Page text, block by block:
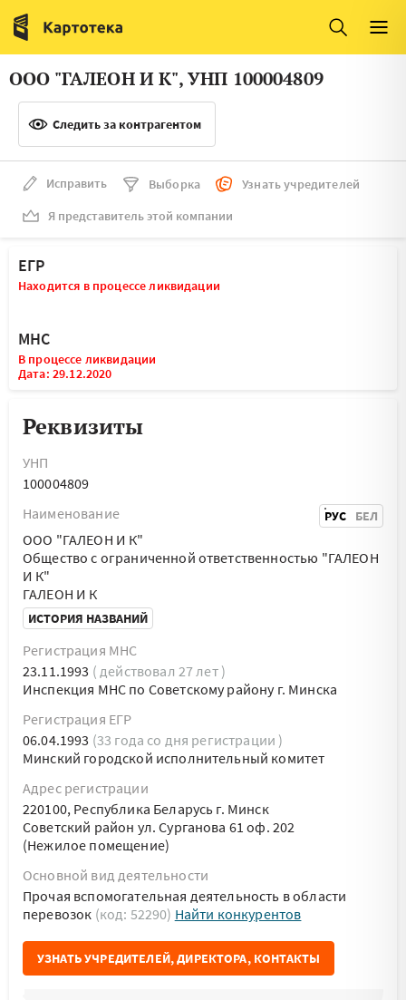
Италия
Люксембург
Литва
Нидерланды
ООО "ГАЛЕОН И К", УНП 100004809
Следить за контрагентом
Исправить Выборка
Узнать учредителей
Я представитель этой компании
ЕГР
Находится в процессе ликвидации
МНС
В процессе ликвидации
Дата: 29.12.2020
Реквизиты
УНП
100004809
Наименование
РУС БЕЛ
ООО "ГАЛЕОН И К"
Общество с ограниченной ответственностью "ГАЛЕОН
И К"
ГАЛЕОН И К
ИСТОРИЯ НАЗВАНИЙ
Регистрация МНС
23.11.1993 ( действовал 27 лет )
Инспекция МНС по Советскому району г. Минска
Регистрация ЕГР
06.04.1993 (33 года со дня регистрации )
Минский городской исполнительный комитет
Адрес регистрации
220100, Республика Беларусь г. Минск
Советский район ул. Сурганова 61 оф. 202
(Нежилое помещение)
Основной вид деятельности
Прочая вспомогательная деятельность в области
перевозок (код: 52290) Найти конкурентов
УЗНАТЬ УЧРЕДИТЕЛЕЙ, ДИРЕКТОРА, КОНТАКТЫ